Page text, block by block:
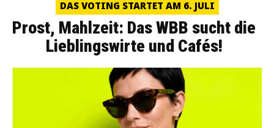
DAS VOTING STARTET AM 6. JULI
Prost, Mahlzeit: Das WBB sucht die
Lieblingswirte und Cafés!